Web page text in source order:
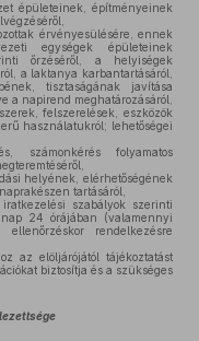
épületeinek, építményeinek
érvényesülésére, ennek
egységek épületeinek
őrzéséről, a helyiségek
a laktanya karbantartásáról,
tisztaságának javítása
a napirend meghatározásáról,
felszerelések, eszközök
használatukról; lehetőségei
számonkérés folyamatos
helyének, elérhetőségének
tartásáról,
szabályok szerinti
24 órájában (valamennyi
ellenőrzéskor rendelkezésre
az elöljárójától tájékoztatást
biztosítja és a szükséges